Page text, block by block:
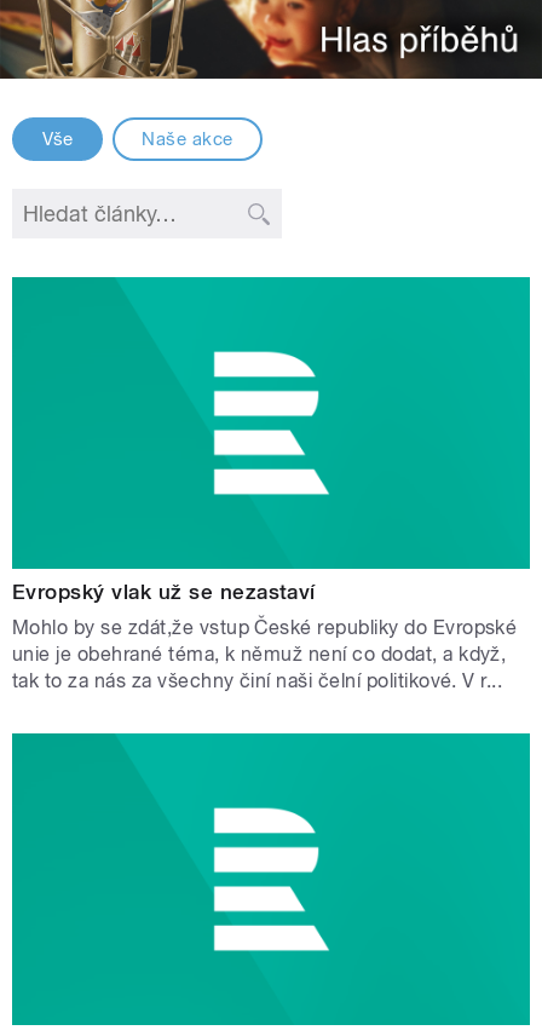
Vše Naše akce
Evropský vlak už se nezastaví
Mohlo by se zdát,že vstup České republiky do Evropské
unie je obehrané téma, k němuž není co dodat, a když,
tak to za nás za všechny činí naši čelní politikové. V r...